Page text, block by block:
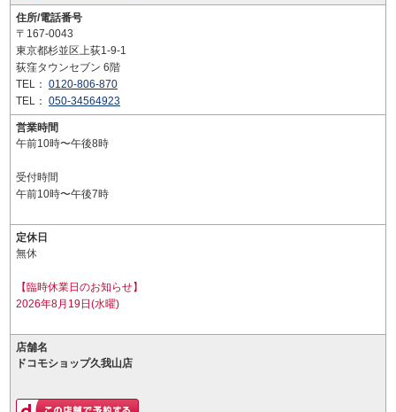
住所/電話番号
〒167-0043
東京都杉並区上荻1-9-1
荻窪タウンセブン 6階
TEL： 0120-806-870
TEL： 050-34564923
営業時間
午前10時〜午後8時
受付時間
午前10時〜午後7時
定休日
無休
【臨時休業日のお知らせ】
2026年8月19日(水曜)
店舗名
ドコモショップ久我山店